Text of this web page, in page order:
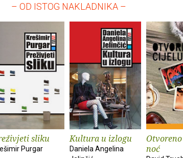
– OD ISTOG NAKLADNIKA –
sliku
Purgar
Kultura u izlogu
Daniela Angelina
noć